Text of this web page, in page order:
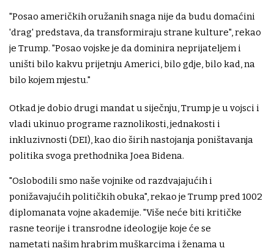
"Posao američkih oružanih snaga nije da budu domaćini
'drag' predstava, da transformiraju strane kulture", rekao
je Trump. "Posao vojske je da dominira neprijateljem i
uništi bilo kakvu prijetnju Americi, bilo gdje, bilo kad, na
bilo kojem mjestu."
Otkad je dobio drugi mandat u siječnju, Trump je u vojsci i
vladi ukinuo programe raznolikosti, jednakosti i
inkluzivnosti (DEI), kao dio širih nastojanja poništavanja
politika svoga prethodnika Joea Bidena.
"Oslobodili smo naše vojnike od razdvajajućih i
ponižavajućih političkih obuka", rekao je Trump pred 1002
diplomanata vojne akademije. "Više neće biti kritičke
rasne teorije i transrodne ideologije koje će se
nametati našim hrabrim muškarcima i ženama u